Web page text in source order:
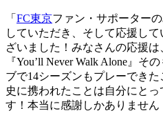
「 FC東京ファン・サポーター
していただき、そして応援し
ざいました！みなさんの応援
『You’ll Never Walk Alone』そ
ブで14シーズンもプレーでき
史に携われたことは自分にと
す！本当に感謝しかありませ